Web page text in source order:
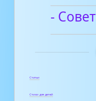
-
Статьи
Стихи для детей